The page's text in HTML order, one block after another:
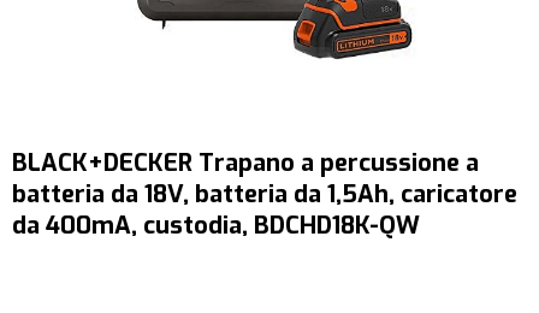
BLACK+DECKER Trapano a percussione a
batteria da 18V, batteria da 1,5Ah, caricatore
da 400mA, custodia, BDCHD18K-QW